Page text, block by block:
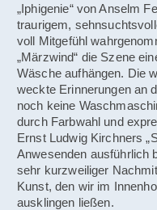
„Iphigenie“ von Anselm
traurigem,
voll Mitgefühl
„Märzwind“ die Szene
Wäsche aufhängen. Die
weckte Erinnerungen an
noch keine
durch Farbwahl und
Ernst Ludwig Kirchners
Anwesenden ausführlich
sehr kurzweiliger
Kunst, den wir im
ausklingen ließen.